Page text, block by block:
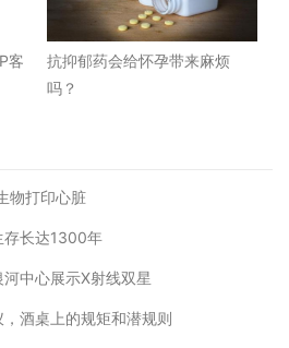
客
抗抑郁药会给怀孕带来麻烦
吗？
物打印心脏
存长达1300年
中心展示X射线双星
酒桌上的规矩和潜规则